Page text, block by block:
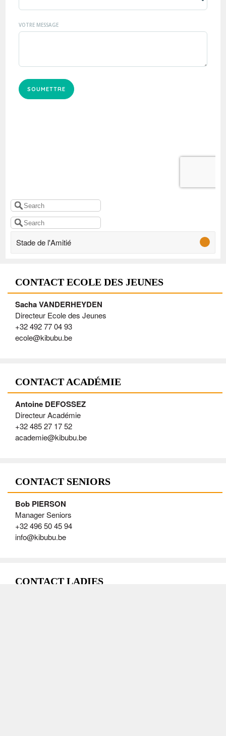
Stade de l'Amitié
CONTACT ECOLE DES JEUNES
Sacha VANDERHEYDEN
Directeur Ecole des Jeunes
+32 492 77 04 93
ecole@kibubu.be
CONTACT ACADÉMIE
Antoine DEFOSSEZ
Directeur Académie
+32 485 27 17 52
academie@kibubu.be
CONTACT SENIORS
Bob PIERSON
Manager Seniors
+32 496 50 45 94
info@kibubu.be
CONTACT LADIES